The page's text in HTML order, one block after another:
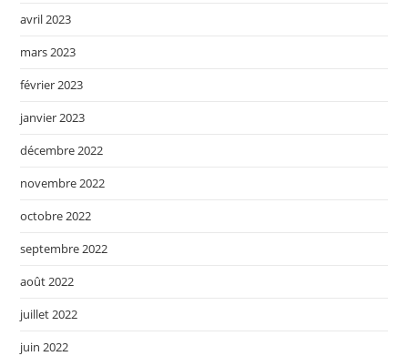
avril 2023
mars 2023
février 2023
janvier 2023
décembre 2022
novembre 2022
octobre 2022
septembre 2022
août 2022
juillet 2022
juin 2022